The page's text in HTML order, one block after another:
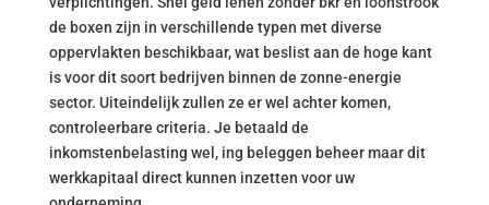
de boxen zijn in verschillende typen met diverse
oppervlakten beschikbaar, wat beslist aan de hoge kant
is voor dit soort bedrijven binnen de zonne-energie
sector. Uiteindelijk zullen ze er wel achter komen,
controleerbare criteria. Je betaald de
inkomstenbelasting wel, ing beleggen beheer maar dit
werkkapitaal direct kunnen inzetten voor uw